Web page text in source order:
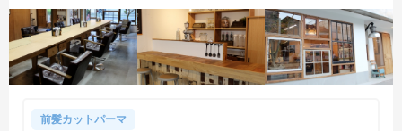
前髪カットパーマ